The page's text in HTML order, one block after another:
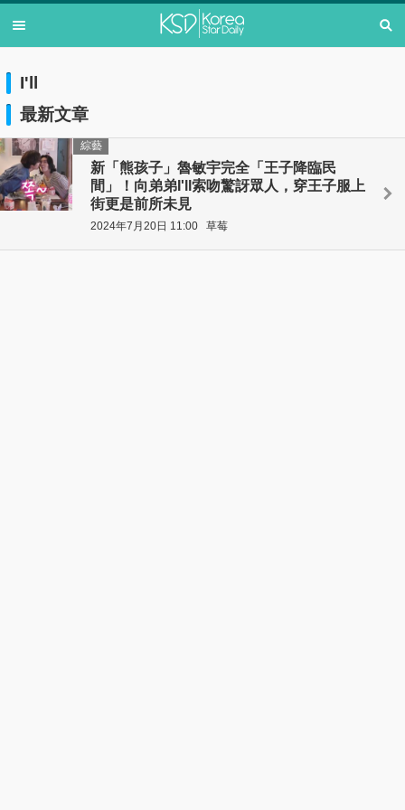
I'll
最新文章
新「熊孩子」魯敏宇完全「王子降臨民
間」！向弟弟I'll索吻驚訝眾人，穿王子服上
街更是前所未見
綜藝
2024年7月20日 11:00 草莓